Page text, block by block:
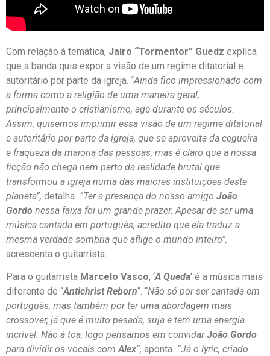
Com relação à temática, Jairo “Tormentor” Guedz explica
que a banda quis expor a visão de um regime ditatorial e
autoritário por parte da igreja. “Ainda fico impressionado com
a forma como a religião de uma maneira geral,
principalmente o cristianismo, age durante os séculos.
Assim, quisemos imprimir essa visão de um regime ditatorial
e autoritário por parte da igreja, que se aproveita da cegueira
e fraqueza da maioria das pessoas, mas é claro que a nossa
ficção não chega nem perto da realidade brutal que
transformou a igreja numa das maiores instituições deste
planeta”, detalha . “Ter a presença do nosso amigo João
Gordo nessa faixa foi um grande prazer. Apesar de ser uma
música cantada em português, acredito que ela traduz a
mesma verdade sombria que aflige o mundo inteiro”,
acrescenta o guitarrista.
Para o guitarrista Marcelo Vasco, ‘A Queda‘ é a música mais
diferente de “Antichrist Reborn“. “Não só por ser cantada em
português, mas também por ter uma abordagem mais
crossover, já que é muito pesada, suja e tem uma energia
incrível. Não à toa, logo pensamos em convidarJoão Gordo
para dividir os vocais comAlex“, aponta. “Já o lyric, criado